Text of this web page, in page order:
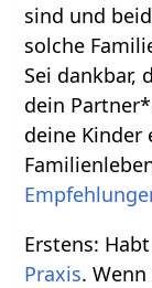
sind und
solche
Sei dankbar,
dein
deine Kinder
Erstens:
Praxis.